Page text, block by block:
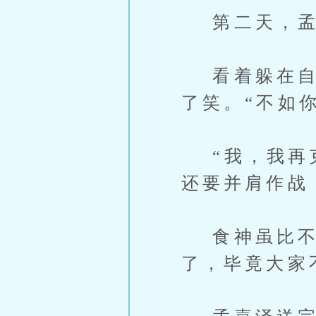
第二天，孟
看着躲在自
了笑。“不如
“我，我再
还要并肩作战
食神虽比不
了，毕竟大